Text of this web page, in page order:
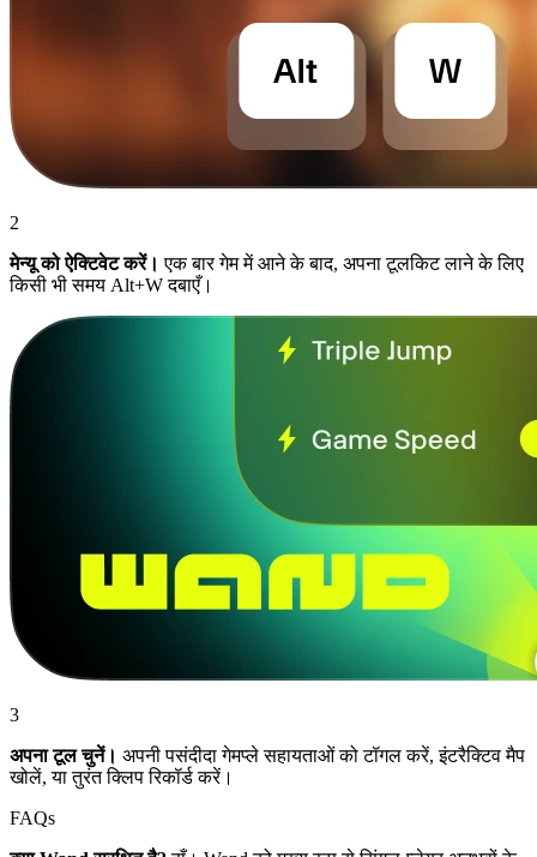
2
मेन्यू को ऐक्टिवेट करें। एक बार गेम में आने के बाद, अपना टूलकिट लाने के लिए
किसी भी समय Alt+W दबाएँ।
3
अपना टूल चुनें। अपनी पसंदीदा गेमप्ले सहायताओं को टॉगल करें, इंटरैक्टिव मैप
खोलें, या तुरंत क्लिप रिकॉर्ड करें।
FAQs